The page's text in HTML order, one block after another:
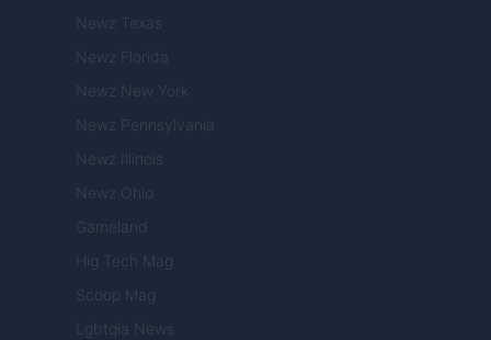
Newz Texas
Newz Florida
Newz New York
Newz Pennsylvania
Newz Illinois
Newz Ohio
Gameland
Hig Tech Mag
Scoop Mag
Lgbtqia News